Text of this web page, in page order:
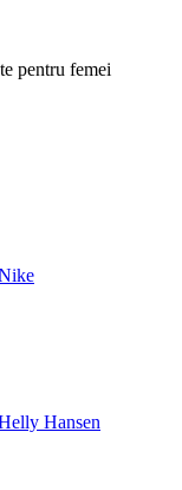
pentru femei
Hansen